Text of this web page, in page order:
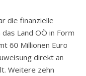
die finanzielle
Land OÖ in Form
60 Millionen Euro
direkt an
Weitere zehn